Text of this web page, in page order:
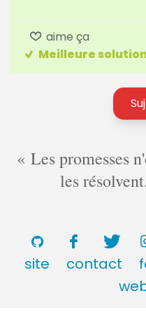
aime ça
Meilleure
Les promesses
les
site
contact